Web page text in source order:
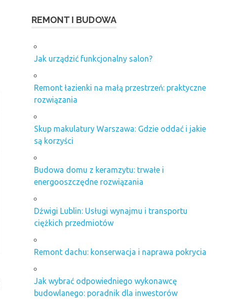
REMONT I BUDOWA
Jak urządzić funkcjonalny salon?
Remont łazienki na małą przestrzeń: praktyczne
rozwiązania
Skup makulatury Warszawa: Gdzie oddać i jakie
są korzyści
Budowa domu z keramzytu: trwałe i
energooszczędne rozwiązania
Dźwigi Lublin: Usługi wynajmu i transportu
ciężkich przedmiotów
Remont dachu: konserwacja i naprawa pokrycia
Jak wybrać odpowiedniego wykonawcę
budowlanego: poradnik dla inwestorów